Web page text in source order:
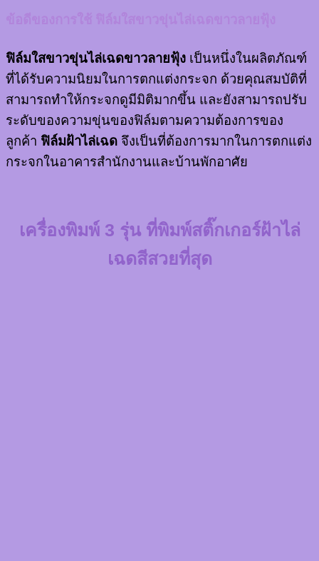
ฟิล์มใสขาวขุ่นไล่เฉดขาวลายฟุ้ง เป็นหนึ่งในผลิตภัณฑ์
ที่ได้รับความนิยมในการตกแต่งกระจก ด้วยคุณสมบัติที่
สามารถทำให้กระจกดูมีมิติมากขึ้น และยังสามารถปรับ
ระดับของความขุ่นของฟิล์มตามความต้องการของ
ลูกค้า ฟิล์มฝ้าไล่เฉด จึงเป็นที่ต้องการมากในการตกแต่ง
กระจกในอาคารสำนักงานและบ้านพักอาศัย
เครื่องพิมพ์ 3 รุ่น ที่พิมพ์สติ๊กเกอร์ฝ้าไล่
เฉดสีสวยที่สุด